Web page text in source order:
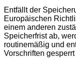
Entfällt der
Europäischen
einem anderen
Speicherfrist ab,
routinemäßig und
Vorschriften